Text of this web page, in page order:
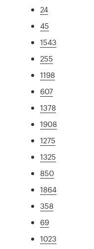
24
45
1543
255
1198
607
1378
1908
1275
1325
850
1864
358
69
1023